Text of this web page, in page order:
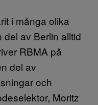
i många olika
av Berlin alltid
RBMA på
del av
och
Moritz